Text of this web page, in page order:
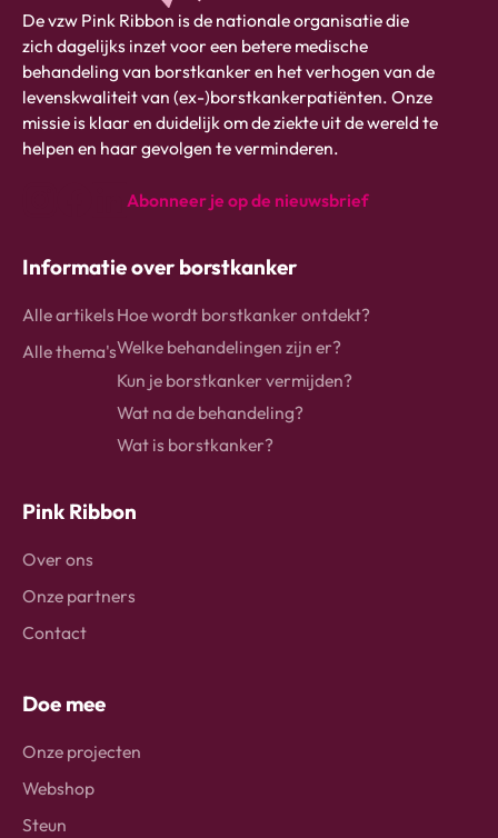
Pink
ribbon
logo
-
link
naar
De vzw Pink Ribbon is de nationale organisatie die
zich dagelijks inzet voor een betere medische
behandeling van borstkanker en het verhogen van de
levenskwaliteit van (ex-)borstkankerpatiënten. Onze
missie is klaar en duidelijk om de ziekte uit de wereld te
helpen en haar gevolgen te verminderen.
Abonneer je op de nieuwsbrief
Informatie over borstkanker
Alle artikels
Alle thema's
Hoe wordt borstkanker ontdekt?
Welke behandelingen zijn er?
Kun je borstkanker vermijden?
Wat na de behandeling?
Wat is borstkanker?
Pink Ribbon
Over ons
Onze partners
Contact
Doe mee
Onze projecten
Webshop
Steun